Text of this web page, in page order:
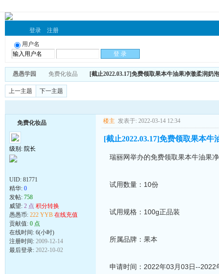
登录 注册
用户名
愚愚学园 免费化妆品 [截止2022.03.17]免费领取果本牛油果净澈柔润奶
上一主题 下一主题
免费化妆品
级别: 院长
UID: 81771
精华: 0
发帖: 758
威望: 2 点 积分转换
愚愚币: 222 YYB 在线充值
贡献值: 0 点
在线时间: 6(小时)
注册时间: 2009-12-14
最后登录: 2022-10-02
楼主 发表于: 2022-03-14 12:34
[截止2022.03.17]免费领取果本
瑞丽网举办的免费领取果本牛油果
试用数量：10份
试用规格：100g正品装
所属品牌：果本
申请时间：2022年03月03日--2022